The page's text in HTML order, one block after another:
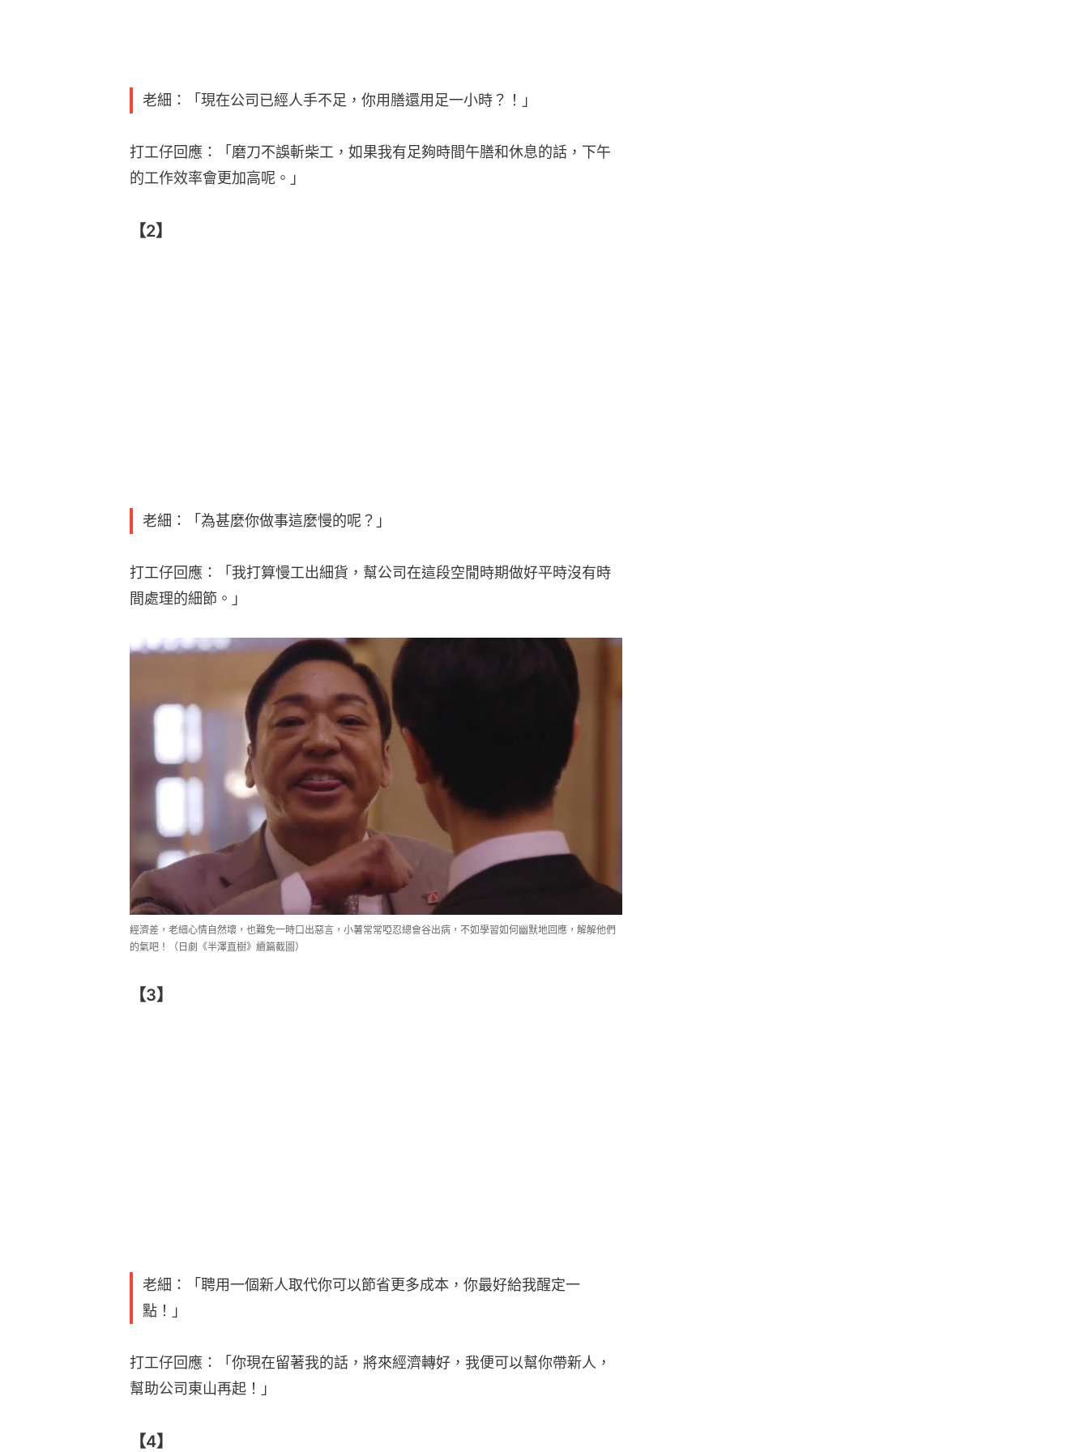
老細：「現在公司已經人手不足，你用膳還用足一小時？！」
打工仔回應：「磨刀不誤斬柴工，如果我有足夠時間午膳和休息的話，下午
的工作效率會更加高呢。」
【2】
老細：「為甚麼你做事這麼慢的呢？」
打工仔回應：「我打算慢工出細貨，幫公司在這段空閒時期做好平時沒有時
間處理的細節。」
經濟差，老細心情自然壞，也難免一時口出惡言，小薯常常啞忍總會谷出病，不如學習如何幽默地回應，解解他們
的氣吧！（日劇《半澤直樹》續篇截圖）
【3】
老細：「聘用一個新人取代你可以節省更多成本，你最好給我醒定一
點！」
打工仔回應：「你現在留著我的話，將來經濟轉好，我便可以幫你帶新人，
幫助公司東山再起！」
【4】